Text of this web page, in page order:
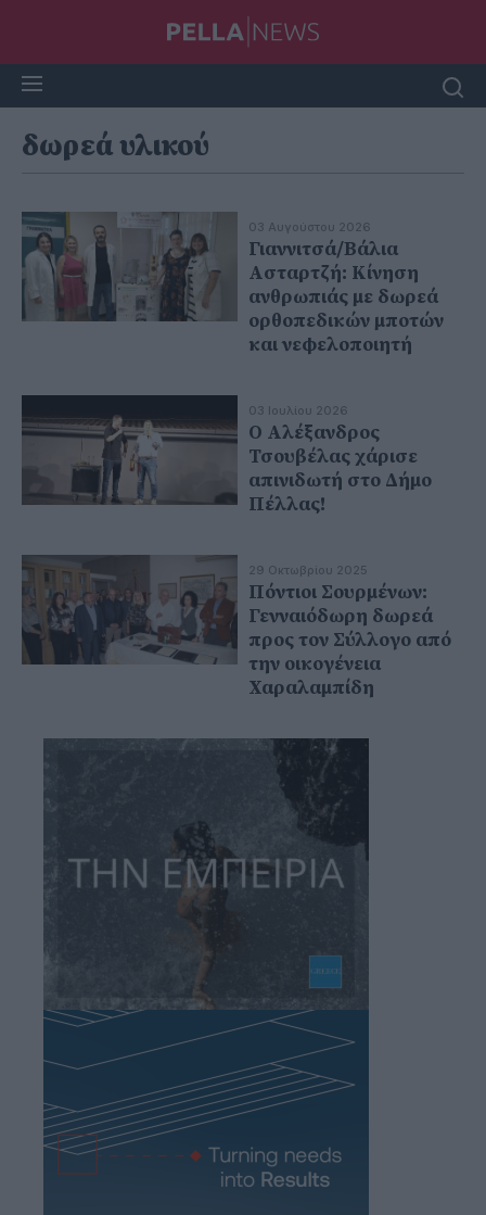
δωρεά υλικού
03 Αυγούστου 2026
Γιαννιτσά/Βάλια
Ασταρτζή: Κίνηση
ανθρωπιάς με δωρεά
ορθοπεδικών μποτών
και νεφελοποιητή
03 Ιουλίου 2026
Ο Αλέξανδρος
Τσουβέλας χάρισε
απινιδωτή στο Δήμο
Πέλλας!
29 Οκτωβρίου 2025
Πόντιοι Σουρμένων:
Γενναιόδωρη δωρεά
προς τον Σύλλογο από
την οικογένεια
Χαραλαμπίδη